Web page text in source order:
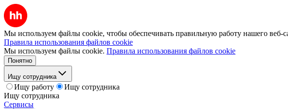
Мы используем файлы cookie, чтобы обеспечивать правильную работу нашего веб-
Правила использования файлов cookie
Мы используем файлы cookie. Правила использования файлов cookie
Понятно
Ищу сотрудника
Ищу работу
Ищу сотрудника
Ищу сотрудника
Сервисы